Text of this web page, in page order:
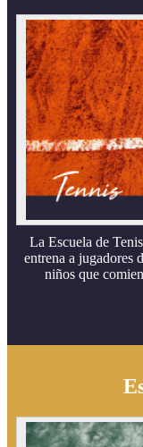
La Escuela de
entrena a jugadores
niños que